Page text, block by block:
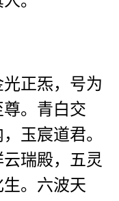
正炁，号为
。青白交
玉宸道君。
瑞殿，五灵
。六波天